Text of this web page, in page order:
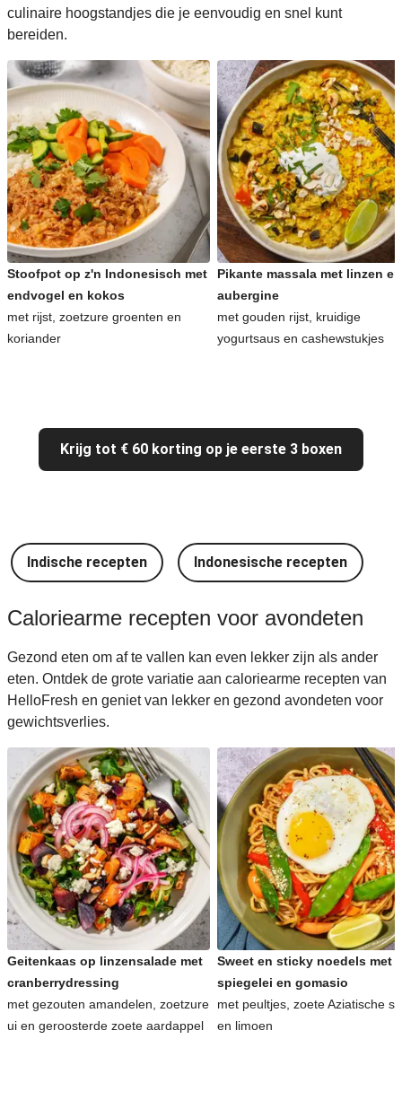
culinaire hoogstandjes die je eenvoudig en snel kunt
bereiden.
Stoofpot op z'n Indonesisch met
endvogel en kokos
met rijst, zoetzure groenten en
koriander
Pikante massala met linzen en
aubergine
met gouden rijst, kruidige
yogurtsaus en cashewstukjes
Krijg tot € 60 korting op je eerste 3 boxen
Indische recepten Indonesische recepten
Caloriearme recepten voor avondeten
Gezond eten om af te vallen kan even lekker zijn als ander
eten. Ontdek de grote variatie aan caloriearme recepten van
HelloFresh en geniet van lekker en gezond avondeten voor
gewichtsverlies.
Geitenkaas op linzensalade met
cranberrydressing
met gezouten amandelen, zoetzure
ui en geroosterde zoete aardappel
Sweet en sticky noedels met
spiegelei en gomasio
met peultjes, zoete Aziatische
en limoen